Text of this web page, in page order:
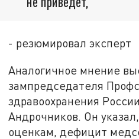
- резюмировал эксперт
Аналогичное мнение
зампредседателя
здравоохранения
Андрочников. Он
оценкам, дефицит